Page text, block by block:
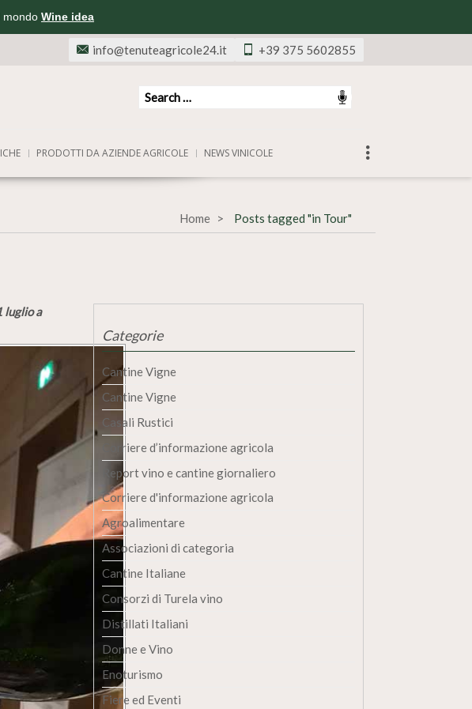
mondo Wine idea
+39 375 5602855
info@tenuteagricole24.it
PRODOTTI DA AZIENDE AGRICOLE NEWS VINICOLE
Home Posts tagged "in Tour"
luglio a
Categorie
Cantine Vigne
Cantine Vigne
Casali Rustici
Corriere d’informazione agricola
Report vino e cantine giornaliero
Corriere d'informazione agricola
Agroalimentare
Associazioni di categoria
Cantine Italiane
Consorzi di Turela vino
Distillati Italiani
Donne e Vino
Enoturismo
Fiere ed Eventi